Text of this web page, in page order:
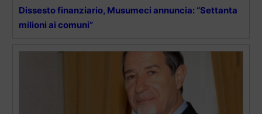
Dissesto finanziario, Musumeci annuncia: “Settanta
milioni ai comuni”